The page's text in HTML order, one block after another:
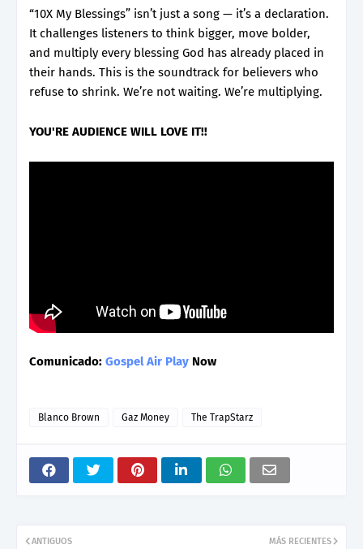
“10X My Blessings” isn’t just a song — it’s a declaration.
It challenges listeners to think bigger, move bolder,
and multiply every blessing God has already placed in
their hands. This is the soundtrack for believers who
refuse to shrink. We’re not waiting. We’re multiplying.
YOU'RE AUDIENCE WILL LOVE IT!!
Comunicado: Gospel Air Play Now
Blanco Brown Gaz Money The TrapStarz
MÁS RECIENTES
ANTIGUOS